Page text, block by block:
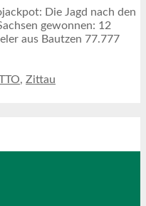
Die Jagd nach den
gewonnen: 12
aus Bautzen 77.777
, Zittau